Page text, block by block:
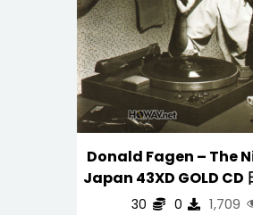
Donald Fagen – The
Japan 43XD GOLD CD
(WAV/16/44.1/
30 0 1,709